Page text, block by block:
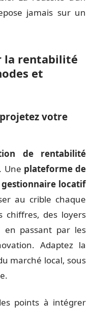
jamais sur un
la rentabilité
et
votre
de rentabilité
Une plateforme de
gestionnaire locatif
au crible chaque
chiffres, des loyers
passant par les
Adaptez la
marché local, sous
points à intégrer